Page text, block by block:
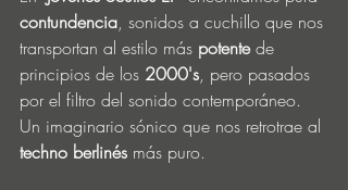
contundencia, sonidos a cuchillo que nos
transportan al estilo más potente de
principios de los 2000's, pero pasados
por el filtro del sonido contemporáneo.
Un imaginario sónico que nos retrotrae al
techno berlinés más puro.